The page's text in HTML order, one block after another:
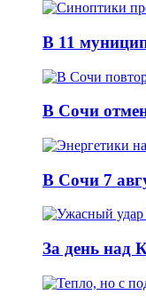
В 11
В Сочи
В Сочи 7
За день над